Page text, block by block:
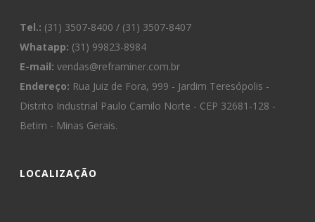
Tel.: (31) 3507-8400 / (31) 3507-8407
Whatapp: (31) 99823-8984
E-mail: vendas@reframiner.com.br
Endereço: Rua Juiz de Fora, 999 - Jardim Teresópolis -
Distrito Industrial Paulo Camilo Norte - CEP 32681-128 -
Betim - Minas Gerais.
LOCALIZAÇÃO